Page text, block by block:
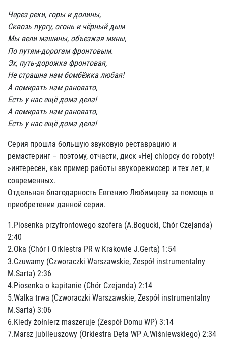
Через реки, горы и долины,
Сквозь пургу, огонь и чёрный дым
Мы вели машины, объезжая мины,
По путям-дорогам фронтовым.
Эх, путь-дорожка фронтовая,
Не страшна нам бомбёжка любая!
А помирать нам рановато,
Есть у нас ещё дома дела!
А помирать нам рановато,
Есть у нас ещё дома дела!
Серия прошла большую звуковую реставрацию и
ремастеринг – поэтому, отчасти, диск «Hej chlopcy do roboty!
»интересен, как пример работы звукорежиссер и тех лет, и
современных.
Отдельная благодарность Евгению Любимцеву за помощь в
приобретении данной серии.
1.Piosenka przyfrontowego szofera (A.Bogucki, Chór Czejanda)
2:40
2.Oka (Chór i Orkiestra PR w Krakowie J.Gerta) 1:54
3.Czuwamy (Czworaczki Warszawskie, Zespół instrumentalny
M.Sarta) 2:36
4.Piosenka o kapitanie (Chór Czejanda) 2:14
5.Walka trwa (Czworaczki Warszawskie, Zespół instrumentalny
M.Sarta) 3:06
6.Kiedy żołnierz maszeruje (Zespół Domu WP) 3:14
7.Marsz jubileuszowy (Orkiestra Dęta WP A.Wiśniewskiego) 2:34